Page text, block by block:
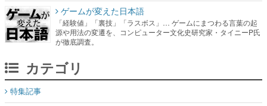
ゲームが変えた日本語
「経験値」「裏技」「ラスボス」… ゲームにまつわる言葉の起
源や用法の変遷を、コンピューター文化史研究家・タイニーP氏
が徹底調査。
カテゴリ
特集記事